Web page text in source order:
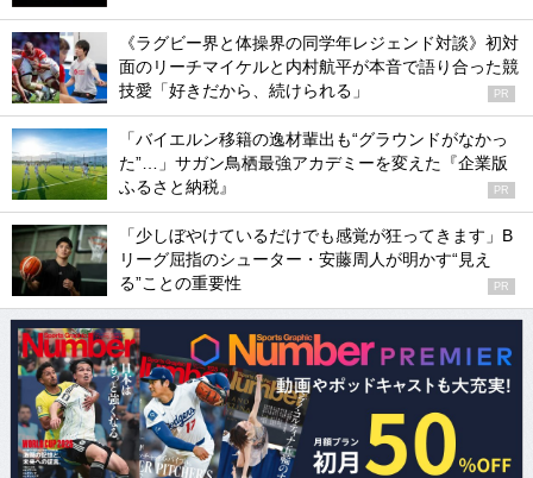
《ラグビー界と体操界の同学年レジェンド対談》初対
面のリーチマイケルと内村航平が本音で語り合った競
技愛「好きだから、続けられる」
PR
「バイエルン移籍の逸材輩出も“グラウンドがなかっ
た”…」サガン鳥栖最強アカデミーを変えた『企業版
ふるさと納税』
PR
「少しぼやけているだけでも感覚が狂ってきます」B
リーグ屈指のシューター・安藤周人が明かす“見え
る”ことの重要性
PR